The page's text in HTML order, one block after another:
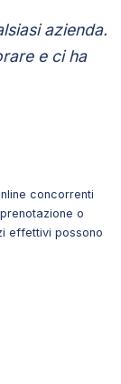
azienda.
e ci ha
concorrenti
o
effettivi possono